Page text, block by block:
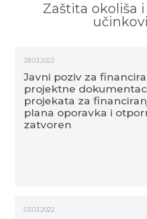
Zaštita okoliša
28.03.2022
Javni poziv za
projektne
projekata za
plana oporavka i
zatvoren
03.03.2022